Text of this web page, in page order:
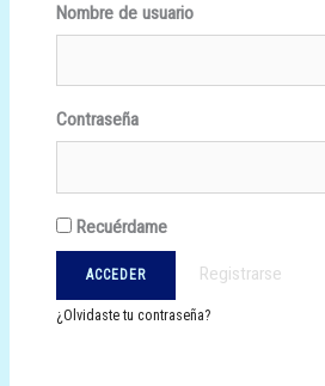
Nombre de usuario
Contraseña
Recuérdame
Registrarse
¿Olvidaste tu contraseña?